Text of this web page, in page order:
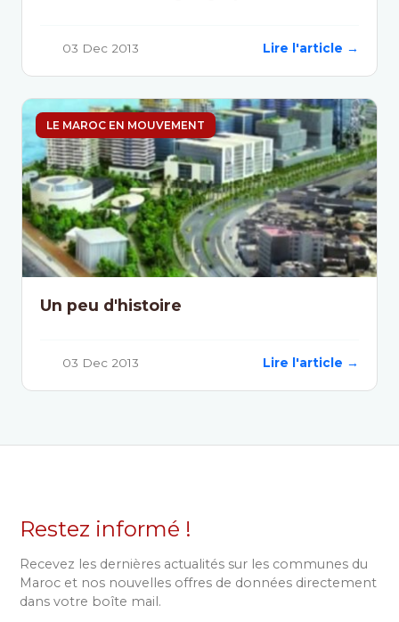
03 Dec 2013 Lire l'article →
LE MAROC EN MOUVEMENT
Un peu d'histoire
03 Dec 2013 Lire l'article →
Restez informé !
Recevez les dernières actualités sur les communes du
Maroc et nos nouvelles offres de données directement
dans votre boîte mail.